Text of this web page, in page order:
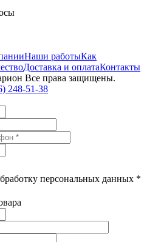
Наши работыКак
Доставка и оплатаКонтакты
Все права защищены.
248-51-38
персональных данных *